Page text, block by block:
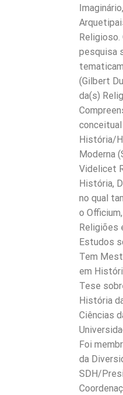
pesquisa
(Gilbert
da(s)
História/
Moderna
Videlicet
História,
no qual
o
Religiões
Estudos
Tem
em
Tese
História
Ciências
Foi
da
SDH/